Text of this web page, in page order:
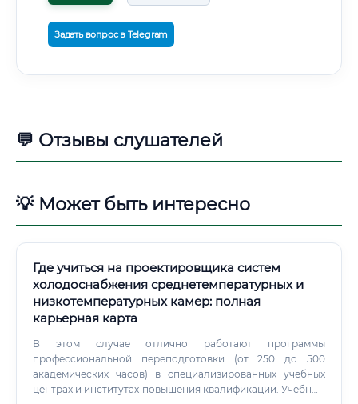
Задать вопрос в Telegram
💬 Отзывы слушателей
💡 Может быть интересно
Где учиться на проектировщика систем
холодоснабжения среднетемпературных и
низкотемпературных камер: полная
карьерная карта
В этом случае отлично работают программы
профессиональной переподготовки (от 250 до 500
академических часов) в специализированных учебных
центрах и институтах повышения квалификации. Учебный